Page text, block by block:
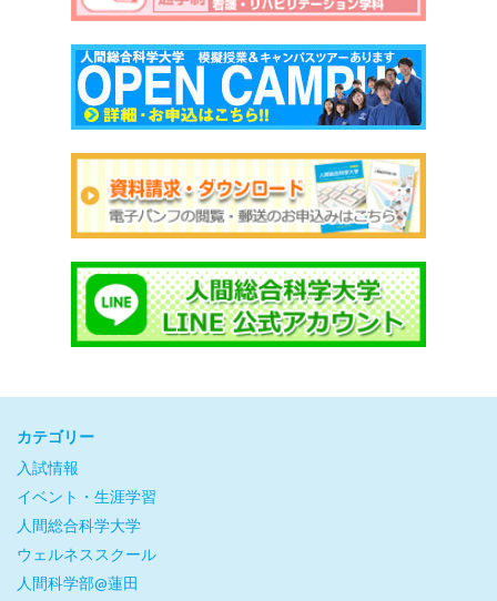
カテゴリー
入試情報
イベント・生涯学習
人間総合科学大学
ウェルネススクール
人間科学部@蓮田